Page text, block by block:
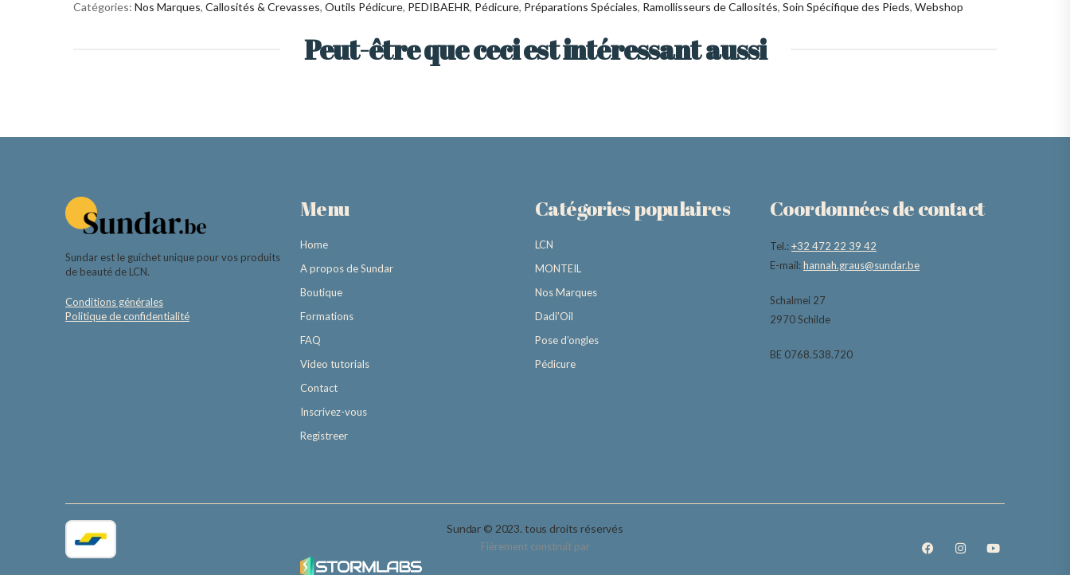
Catégories: Nos Marques, Callosités & Crevasses, Outils Pédicure, PEDIBAEHR, Pédicure, Préparations Spéciales, Ramollisseurs de Callosités, Soin Spécifique des Pieds, Webshop
Peut-être que ceci est intéressant aussi
Sundar est le guichet unique pour vos produits
de beauté de LCN.
Conditions générales
Politique de confidentialité
Menu
Home
A propos de Sundar
Boutique
Formations
FAQ
Video tutorials
Contact
Inscrivez-vous
Registreer
Catégories populaires
LCN
MONTEIL
Nos Marques
Dadi’Oil
Pose d’ongles
Pédicure
Coordonnées de contact
Tel.:+32 472 22 39 42
E-mail:hannah.graus@sundar.be
Schalmei 27
2970 Schilde
BE 0768.538.720
Sundar © 2023. tous droits réservés
Fièrement construit par